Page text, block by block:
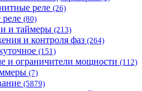
реле (26)
(80)
и таймеры (213)
и контроля фаз (264)
(151)
и ограничители мощности (112)
(7)
(5879)